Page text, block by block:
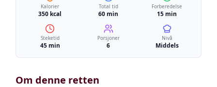
Kalorier
350 kcal
Total tid
60 min
Forberedelse
15 min
Steketid
45 min
Porsjoner
6
Nivå
Middels
Om denne retten